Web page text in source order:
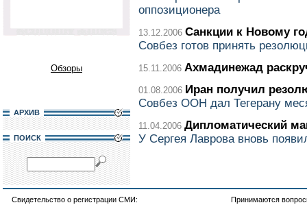
Обзоры
АРХИВ
ПОИСК
оппозиционера
13.12.2006 Санкции к Новому
Совбез готов принять
15.11.2006 Ахмадинежад
01.08.2006 Иран получил
Совбез ООН дал Тегерану
11.04.2006 Дипломатический
У Сергея Лаврова вновь
Свидетельство о регистрации СМИ:
Принимаются